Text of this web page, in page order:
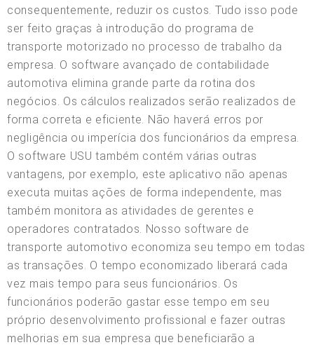
consequentemente, reduzir os custos. Tudo isso pode
ser feito graças à introdução do programa de
transporte motorizado no processo de trabalho da
empresa. O software avançado de contabilidade
automotiva elimina grande parte da rotina dos
negócios. Os cálculos realizados serão realizados de
forma correta e eficiente. Não haverá erros por
negligência ou imperícia dos funcionários da empresa.
O software USU também contém várias outras
vantagens, por exemplo, este aplicativo não apenas
executa muitas ações de forma independente, mas
também monitora as atividades de gerentes e
operadores contratados. Nosso software de
transporte automotivo economiza seu tempo em todas
as transações. O tempo economizado liberará cada
vez mais tempo para seus funcionários. Os
funcionários poderão gastar esse tempo em seu
próprio desenvolvimento profissional e fazer outras
melhorias em sua empresa que beneficiarão a